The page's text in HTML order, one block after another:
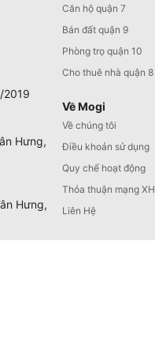
Căn hộ quận 7
Bán đất quận 9
Phòng trọ quận 10
Cho thuê nhà quận 8
Về Mogi
Về chúng tôi
Điều khoản sử dụng
Quy chế hoạt động
Thỏa thuận mạng XH
Liên Hệ
2019
Hưng,
Hưng,